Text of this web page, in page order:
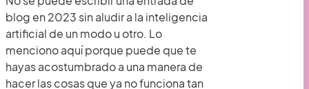
blog en 2023 sin aludir a la inteligencia
artificial de un modo u otro. Lo
menciono aquí porque puede que te
hayas acostumbrado a una manera de
hacer las cosas que ya no funciona tan